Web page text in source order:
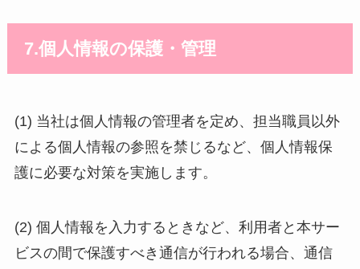
7.個人情報の保護・管理
(1) 当社は個人情報の管理者を定め、担当職員以外
による個人情報の参照を禁じるなど、個人情報保
護に必要な対策を実施します。
(2) 個人情報を入力するときなど、利用者と本サー
ビスの間で保護すべき通信が行われる場合、通信